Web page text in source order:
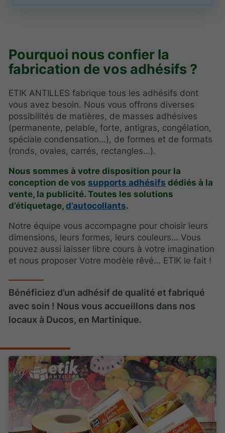
Pourquoi nous confier la
fabrication de vos adhésifs ?
ETIK ANTILLES fabrique tous les adhésifs dont
vous avez besoin. Nous vous offrons diverses
possibilités de matières, de masses adhésives
(permanente, pelable, forte, antigras, congélation,
spéciale condensation…), de formes et de formats
(ronds, ovales, carrés, rectangles…).
Nous sommes à votre disposition pour la
conception de vos supports adhésifs dédiés à la
vente, la publicité. Toutes les solutions
d’étiquetage,d’autocollants.
Notre équipe vous accompagne pour choisir leurs
dimensions, leurs formes, leurs couleurs… Vous
pouvez aussi laisser libre cours à votre imagination
et nous proposer Votre modèle rêvé… ETIK le fait !
Bénéficiez d’un adhésif de qualité et fabriqué
avec soin ! Nous vous accueillons dans nos
locaux à Ducos, en Martinique.